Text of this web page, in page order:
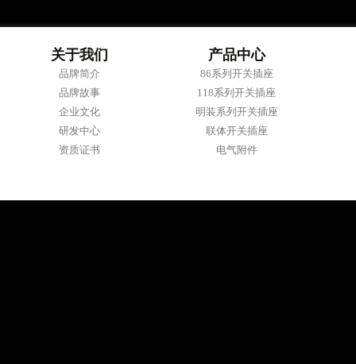
关于我们
品牌简介
品牌故事
企业文化
研发中心
资质证书
产品中心
86系列开关插座
118系列开关插座
明装系列开关插座
联体开关插座
电气附件